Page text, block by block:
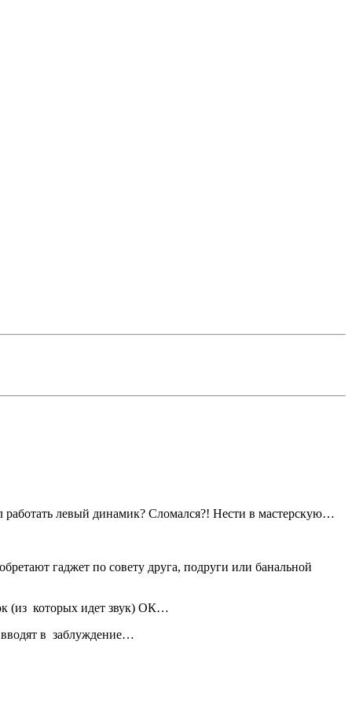
работать левый динамик? Сломался?! Нести в мастерскую…
гаджет по совету друга, подруги или банальной
(из которых идет звук) ОК…
вводят в заблуждение…